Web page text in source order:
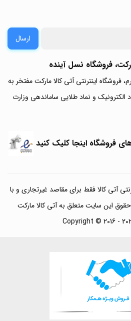
ارسال
فروشگاه نسل آینده
فروشگاه اینترنتی آتی کالا مارکت مفتخر به
الکترونیک و نماد طلایی ساماندهی وزارت
فروشگاه اینجا کلیک کنید
آتی کالا فقط برای مقاصد غیرتجاری و با
این سایت متعلق به آتی کالا مارکت